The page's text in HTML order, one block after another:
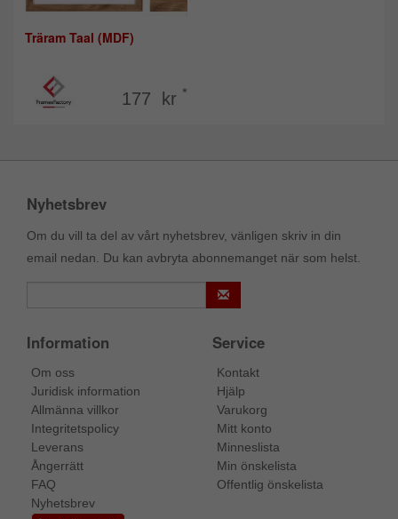
Träram Taal (MDF)
177 kr *
Nyhetsbrev
Om du vill ta del av vårt nyhetsbrev, vänligen skriv in din
email nedan. Du kan avbryta abonnemanget när som helst.
Information
Om oss
Juridisk information
Allmänna villkor
Integritetspolicy
Leverans
Ångerrätt
FAQ
Nyhetsbrev
Service
Kontakt
Hjälp
Varukorg
Mitt konto
Minneslista
Min önskelista
Offentlig önskelista